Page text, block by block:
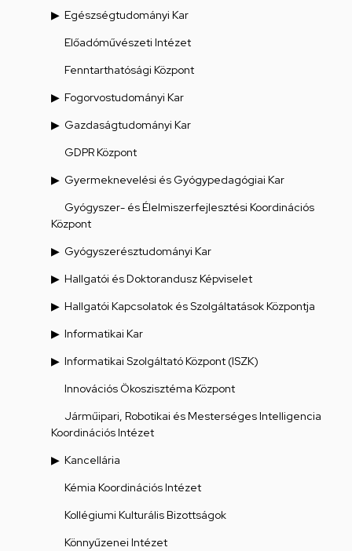
Egészségtudományi Kar
Előadóművészeti Intézet
Fenntarthatósági Központ
Fogorvostudományi Kar
Gazdaságtudományi Kar
GDPR Központ
Gyermeknevelési és Gyógypedagógiai Kar
Gyógyszer- és Élelmiszerfejlesztési Koordinációs
Központ
Gyógyszerésztudományi Kar
Hallgatói és Doktorandusz Képviselet
Hallgatói Kapcsolatok és Szolgáltatások Központja
Informatikai Kar
Informatikai Szolgáltató Központ (ISZK)
Innovációs Ökoszisztéma Központ
Járműipari, Robotikai és Mesterséges Intelligencia
Koordinációs Intézet
Kancellária
Kémia Koordinációs Intézet
Kollégiumi Kulturális Bizottságok
Könnyűzenei Intézet